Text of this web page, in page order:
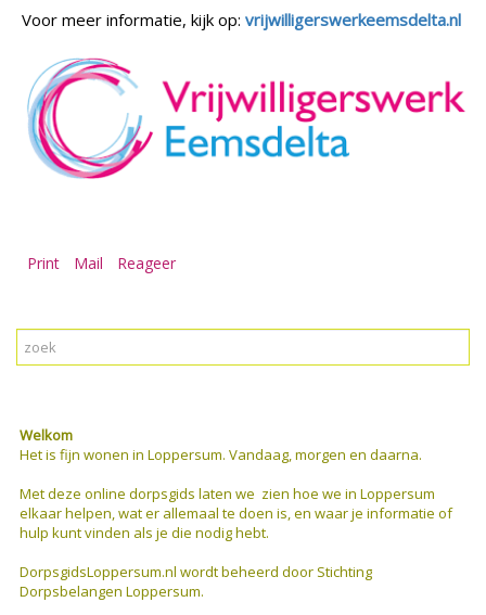
Voor meer informatie, kijk op: vrijwilligerswerkeemsdelta.nl
Print Mail Reageer
Welkom
Het is fijn wonen in Loppersum. Vandaag, morgen en daarna.
Met deze online dorpsgids laten we zien hoe we in Loppersum
elkaar helpen, wat er allemaal te doen is, en waar je informatie of
hulp kunt vinden als je die nodig hebt.
DorpsgidsLoppersum.nl wordt beheerd door Stichting
Dorpsbelangen Loppersum.